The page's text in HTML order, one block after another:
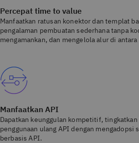
Percepat time to value
Manfaatkan ratusan konektor dan templat
pengalaman pembuatan sederhana tanpa
mengamankan, dan mengelola alur di
Manfaatkan API
Dapatkan keunggulan kompetitif, tingkatkan
penggunaan ulang API dengan
berbasis API.